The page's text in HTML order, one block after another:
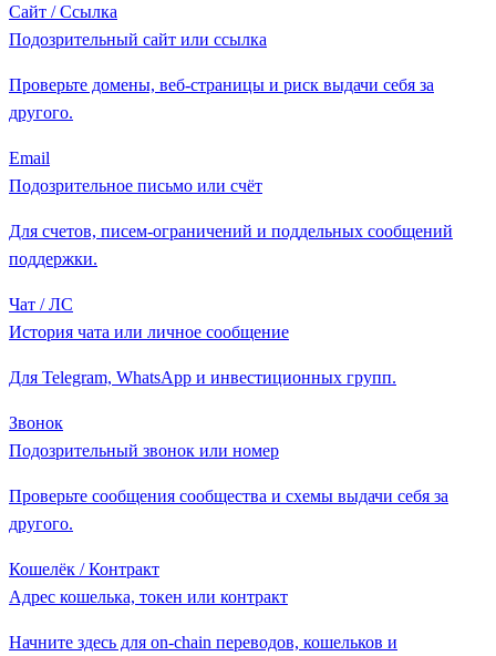
Сайт / Ссылка
Подозрительный сайт или ссылка
Проверьте домены, веб-страницы и риск выдачи себя за
другого.
Email
Подозрительное письмо или счёт
Для счетов, писем-ограничений и поддельных сообщений
поддержки.
Чат / ЛС
История чата или личное сообщение
Для Telegram, WhatsApp и инвестиционных групп.
Звонок
Подозрительный звонок или номер
Проверьте сообщения сообщества и схемы выдачи себя за
другого.
Кошелёк / Контракт
Адрес кошелька, токен или контракт
Начните здесь для on-chain переводов, кошельков и